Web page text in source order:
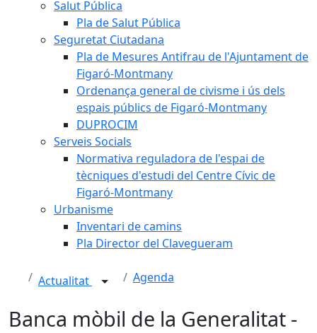
Salut Pública
Pla de Salut Pública
Seguretat Ciutadana
Pla de Mesures Antifrau de l'Ajuntament de
Figaró-Montmany
Ordenança general de civisme i ús dels
espais públics de Figaró-Montmany
DUPROCIM
Serveis Socials
Normativa reguladora de l'espai de
tècniques d'estudi del Centre Cívic de
Figaró-Montmany
Urbanisme
Inventari de camins
Pla Director del Clavegueram
Actualitat Agenda
Banca mòbil de la Generalitat -